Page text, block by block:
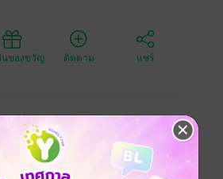
นของขวัญ ติดตาม แชร์
ป็นเรื่องราวของ 4 สุดยอดมือปราบ ผู้
อภิบาลคนดี ซึ่งทั้งสี่คนนี้ก็จะมี
ะตัวที่แตกต่างกันไป แต่ล้วนถือว่าอยู่
ตัวจับยากทั้งสิ้น ในครั้งนี้พวกเขาจะ